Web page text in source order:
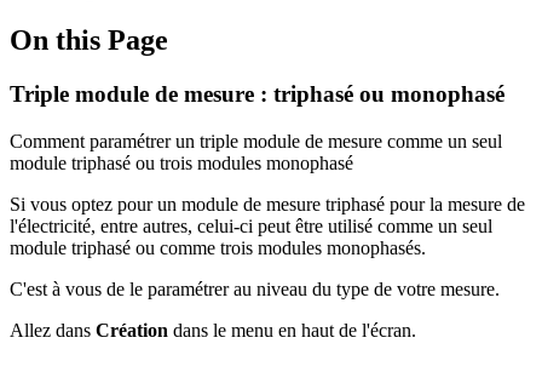
On this Page
Triple module de mesure : triphasé ou monophasé
Comment paramétrer un triple module de mesure comme un seul
module triphasé ou trois modules monophasé
Si vous optez pour un module de mesure triphasé pour la mesure de
l'électricité, entre autres, celui-ci peut être utilisé comme un seul
module triphasé ou comme trois modules monophasés.
C'est à vous de le paramétrer au niveau du type de votre mesure.
Allez dans Création dans le menu en haut de l'écran.